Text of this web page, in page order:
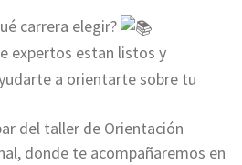
carrera elegir?
expertos estan listos y
a orientarte sobre tu
del taller de Orientación
donde te acompañaremos en